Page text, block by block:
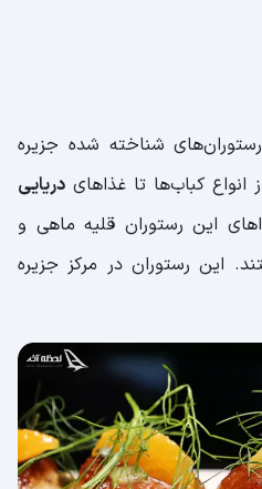
شناخته شده جزیره
کباب‌ها تا غذاهای دریایی
این رستوران قلیه ماهی و
رستوران در مرکز جزیره